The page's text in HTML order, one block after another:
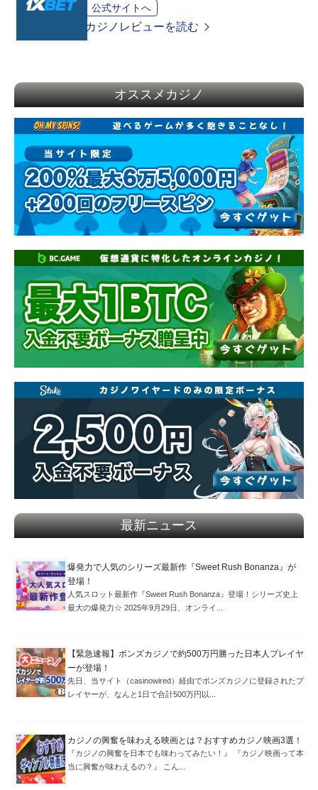
公式サイトへ
カジノレビューを読む
オススメカジノ
最新ニュース
爆発力で人気のシリーズ最新作『Sweet Rush Bonanza』が
登場！
人気スロット最新作『Sweet Rush Bonanza』登場！シリーズ史上
最大の爆発力☆ 2025年9月29日、オンライ...
【緊急速報】ボンズカジノで約500万円勝った日本人プレイヤ
ーが登場！
先日、当サイト（casinowired）経由でボンズカジノに登録されたプ
レイヤーが、なんと1日で合計500万円以...
カジノの興奮を味わえる映画とは？おすすめカジノ映画3選！
『カジノの興奮を日本でも味わってみたい！』 『カジノ映画って本
当に興奮が味わえるの？』 こん...